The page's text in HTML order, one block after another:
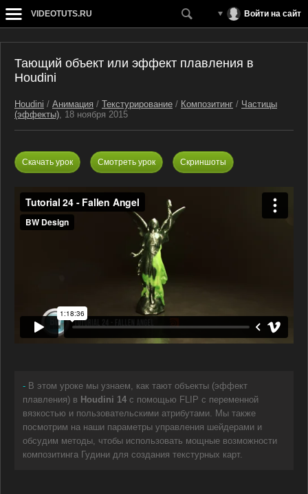
VIDEOTUTS.RU Войти на сайт
Тающий объект или эффект плавления в
Houdini
Houdini / Анимация / Текстурирование / Композитинг / Частицы
(эффекты), 18 ноября 2015
Скачать урок Смотреть урок Скриншоты
- В этом уроке мы узнаем, как тают объекты (эффект
плавления) в Houdini 14 с помощью FLIP с переменной
вязкостью и пользовательскими атрибутами. Мы также
посмотрим на наши параметры управления шейдерами и
обсудим методы, чтобы использовать мощные возможности
композитинга Гудини для создания текстурных карт.